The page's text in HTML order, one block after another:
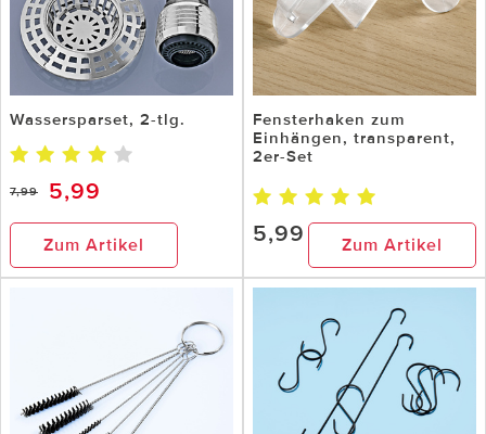
Wassersparset, 2-tlg.
7,99 5,99
Zum Artikel
Fensterhaken zum
Einhängen, transparent,
2er-Set
5,99 Zum Artikel